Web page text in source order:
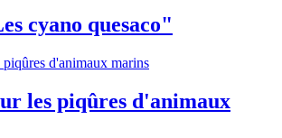
cyano quesaco"
les piqûres d'animaux